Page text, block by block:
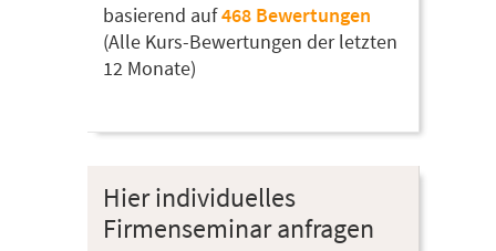
basierend auf468 Bewertungen
(Alle Kurs-Bewertungen der letzten
12 Monate)
Hier individuelles
Firmenseminar anfragen